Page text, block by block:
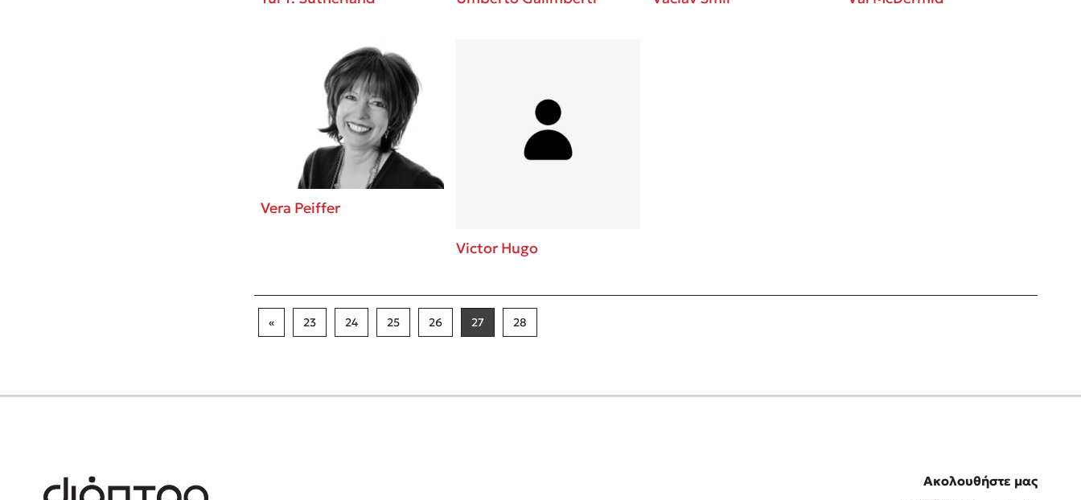
Vera Peiffer
Victor Hugo
« 23 24 25 26 27 28
Ακολουθήστε μας